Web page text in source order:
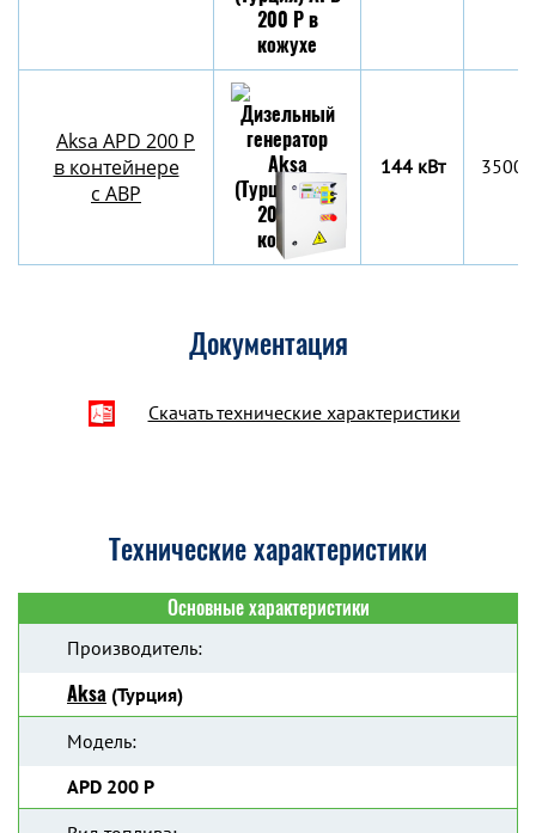
Aksa APD 200 P
в контейнере
c АВР
144 кВт
Документация
Скачать технические характеристики
Технические характеристики
Основные характеристики
Производитель:
Aksa (Турция)
Модель:
APD 200 P